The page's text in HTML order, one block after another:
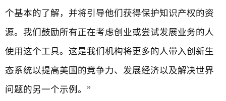
个基本的了解，并将引导他们获得保护知识产权的资
源。我们鼓励所有正在考虑创业或尝试发展业务的人
使用这个工具。这是我们机构将更多的人带入创新生
态系统以提高美国的竞争力、发展经济以及解决世界
问题的另一个示例。”